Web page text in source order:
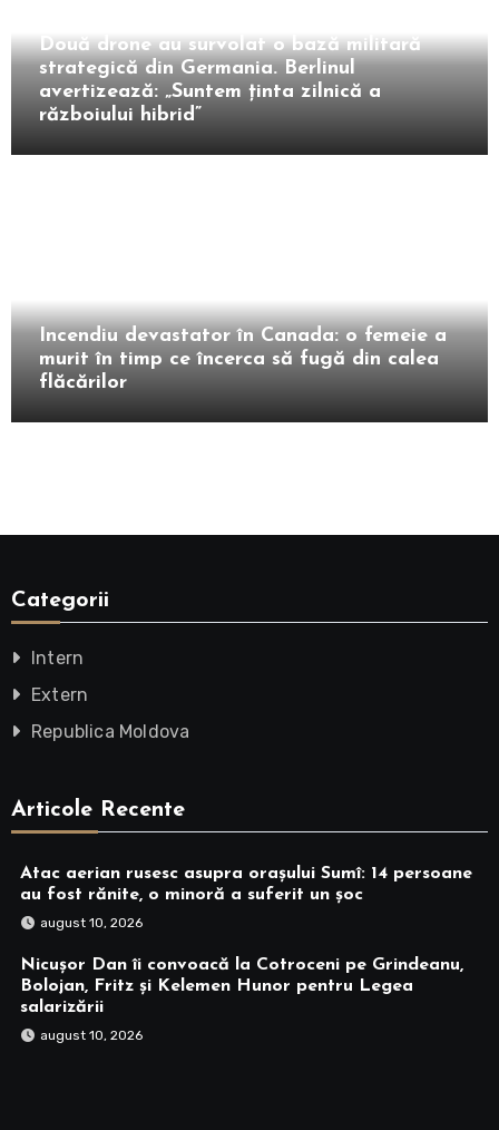
Două drone au survolat o bază militară
strategică din Germania. Berlinul
avertizează: „Suntem ținta zilnică a
războiului hibrid”
Incendiu devastator în Canada: o femeie a
murit în timp ce încerca să fugă din calea
flăcărilor
Categorii
Intern
Extern
Republica Moldova
Articole Recente
Atac aerian rusesc asupra orașului Sumî: 14 persoane
au fost rănite, o minoră a suferit un șoc
august 10, 2026
Nicușor Dan îi convoacă la Cotroceni pe Grindeanu,
Bolojan, Fritz și Kelemen Hunor pentru Legea
salarizării
august 10, 2026